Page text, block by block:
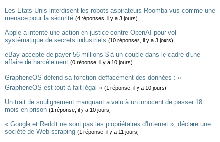
Les Etats-Unis interdisent les robots aspirateurs Roomba vus comme une
menace pour la sécurité (4 réponses, il y a 3 jours)
Apple a intenté une action en justice contre OpenAI pour vol
systématique de secrets industriels (10 réponses, il y a 3 jours)
eBay accepte de payer 56 millions $ à un couple dans le cadre d'une
affaire de harcèlement (0 réponse, il y a 10 jours)
GrapheneOS défend sa fonction deffacement des données : «
GrapheneOS est tout à fait légal » (1 réponse, il y a 10 jours)
Un trait de soulignement manquant a valu à un innocent de passer 18
mois en prison (1 réponse, il y a 10 jours)
« Google et Reddit ne sont pas les propriétaires d'Internet », déclare une
société de Web scraping (1 réponse, il y a 11 jours)